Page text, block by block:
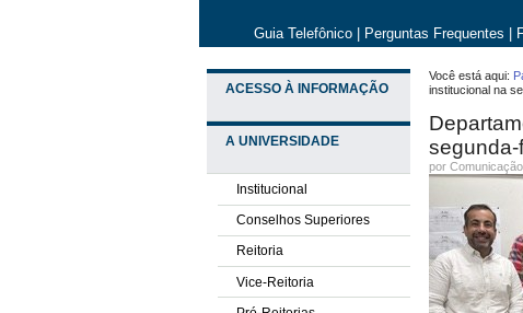
Guia Telefônico Perguntas Frequentes
ACESSO À INFORMAÇÃO
A UNIVERSIDADE
Institucional
Conselhos Superiores
Reitoria
Vice-Reitoria
Você está aqui:
institucional na
segunda-
porComunicação